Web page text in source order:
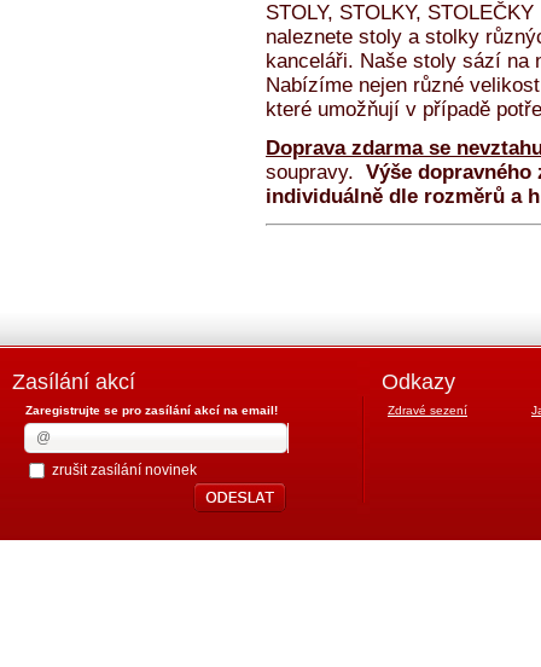
STOLY, STOLKY,
naleznete stoly a stolky
kanceláři. Naše stoly sází na
Nabízíme nejen různé
které umožňují v případě
Doprava zdarma se
soupravy. Výše
individuálně dle rozměrů a
Zasílání akcí
Zaregistrujte se pro zasílání akcí na email!
zrušit zasílání novinek
Odkazy
Zdravé sezení